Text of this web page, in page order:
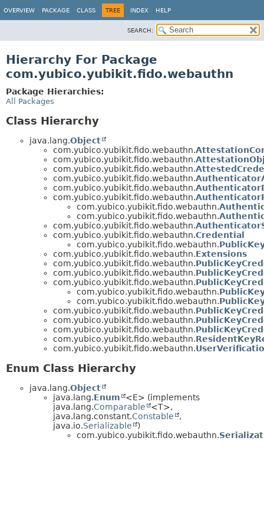
OVERVIEW PACKAGE CLASS TREE INDEX HELP
SEARCH:
Hierarchy For Package
com.yubico.yubikit.fido.webauthn
Package Hierarchies:
All Packages
Class Hierarchy
java.lang.Object
com.yubico.yubikit.fido.webauthn.
com.yubico.yubikit.fido.webauthn.
com.yubico.yubikit.fido.webauthn.
com.yubico.yubikit.fido.webauthn.
com.yubico.yubikit.fido.webauthn.
com.yubico.yubikit.fido.webauthn.
com.yubico.yubikit.fido.webauthn.
com.yubico.yubikit.fido.webauthn.
com.yubico.yubikit.fido.webauthn.
com.yubico.yubikit.fido.webauthn.Credential
com.yubico.yubikit.fido.webauthn.
com.yubico.yubikit.fido.webauthn.Extensions
com.yubico.yubikit.fido.webauthn.
com.yubico.yubikit.fido.webauthn.
com.yubico.yubikit.fido.webauthn.
com.yubico.yubikit.fido.webauthn.
com.yubico.yubikit.fido.webauthn.
com.yubico.yubikit.fido.webauthn.
com.yubico.yubikit.fido.webauthn.
com.yubico.yubikit.fido.webauthn.
com.yubico.yubikit.fido.webauthn.
com.yubico.yubikit.fido.webauthn.
Enum Class Hierarchy
java.lang.Object
java.lang.Enum
<E> (implements
java.lang.Comparable
<T>,
java.lang.constant.Constable
,
java.io.Serializable
)
com.yubico.yubikit.fido.webauthn.